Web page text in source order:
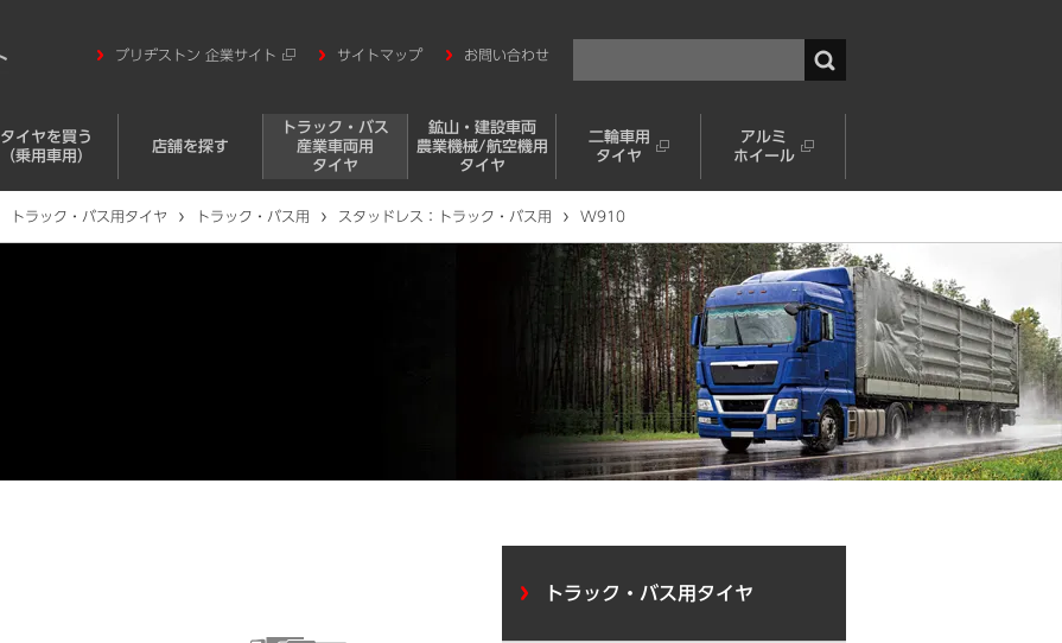
お問い合わせ
サイトマップ
ブリヂストン 企業サイト
タイヤを買う
（乗用車用）
店舗を探す
トラック・バス
産業車両用
タイヤ
鉱山・建設車両
農業機械/航空機用
タイヤ
二輪車用
タイヤ
アルミ
ホイール
トラック・バス用タイヤ トラック・バス用 スタッドレス：トラック・バス用 W910
トラック・バス用タイヤ